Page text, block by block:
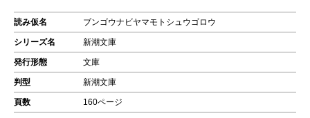
読み仮名 ブンゴウナビヤマモトシュウゴロウ
シリーズ名 新潮文庫
発行形態 文庫
判型 新潮文庫
頁数 160ページ